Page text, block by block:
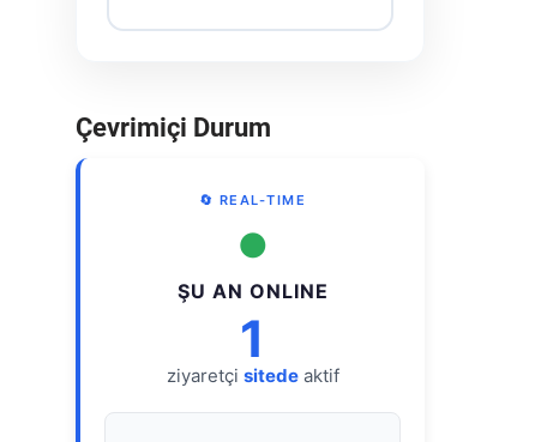
Çevrimiçi Durum
🔄 REAL-TIME
●
ŞU AN ONLINE
1
ziyaretçi sitedeaktif